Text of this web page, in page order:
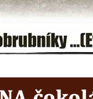
smrti v Saupsdorfu
Vogelweide v Duchcově
válek v Jeníkově